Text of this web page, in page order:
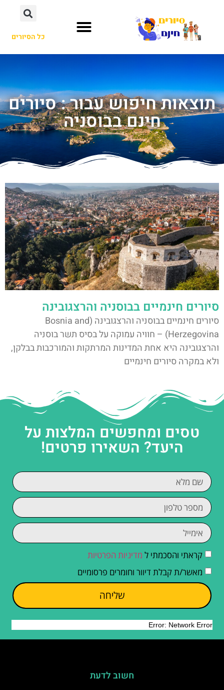
כל הסיורים
תוצאות חיפוש עבור : סיורים
חינם בבוסניה
סיורים חינמיים בבוסניה והרצגובינה
סיורים חינמיים בבוסניה והרצגובינה (Bosnia and
Herzegovina) – חוויה עמוקה על בסיס תשר בוסניה
והרצגובינה היא אחת המדינות המרתקות והמורכבות בבלקן,
ולא במקרה סיורים חינמיים
טסים ומחפשים המלצות על
היעד? השאירו פרטים!
קראתי והסכמתי ל מדיניות הפרטיות
מאשר/ת קבלת דיוור וחומרים פרסומיים
שליחה
חשוב לדעת